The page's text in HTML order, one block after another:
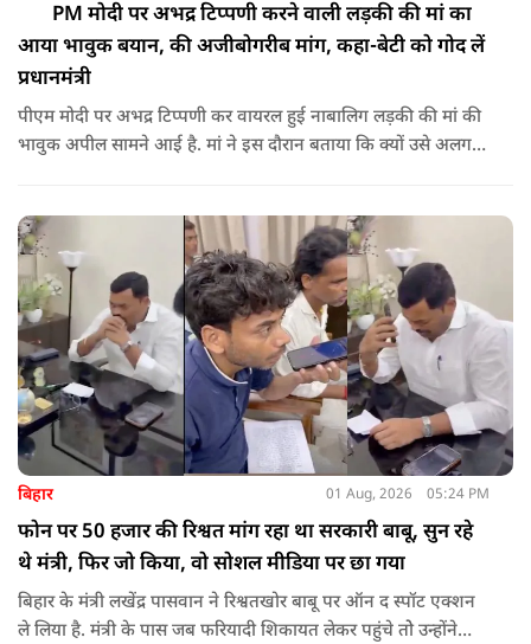
PM मोदी पर अभद्र टिप्पणी करने वाली लड़की की मां का
आया भावुक बयान, की अजीबोगरीब मांग, कहा-बेटी को गोद लें
प्रधानमंत्री
पीएम मोदी पर अभद्र टिप्पणी कर वायरल हुई नाबालिग लड़की की मां की
भावुक अपील सामने आई है. मां ने इस दौरान बताया कि क्यों उसे अलग
को गोद लेने के लिए पीएम से अपील भी की है.
बिहार 01 Aug, 2026 05:24 PM
फोन पर 50 हजार की रिश्वत मांग रहा था सरकारी बाबू, सुन रहे
थे मंत्री, फिर जो किया, वो सोशल मीडिया पर छा गया
बिहार के मंत्री लखेंद्र पासवान ने रिश्वतखोर बाबू पर ऑन द स्पॉट एक्शन
ले लिया है. मंत्री के पास जब फरियादी शिकायत लेकर पहुंचे तोे उन्होंने